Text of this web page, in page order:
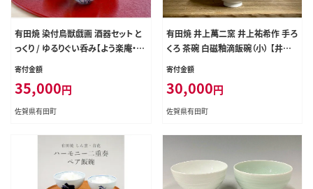
有田焼 染付鳥獣戯画 酒器セット と
っくり / ゆるりぐい呑み【よう楽庵・た
かす】食器 うつわ 器 磁器 陶磁器 染
付 青 鳥獣戯画 動物 酒器 3点 セット
徳利 ぐいのみ 手描き df031
寄付金額
35,000円
佐賀県有田町
有田焼 井上萬二窯 井上祐希作 手ろ
くろ 茶碗 白磁釉滴飯碗（小） 【井上
萬二窯】 陶芸家 井上祐希作 手作り
一点もの 手ろくろ 井上祐希 陶芸家
贈り物 ギフト 30000円 3万円 ae00
4
寄付金額
30,000円
佐賀県有田町